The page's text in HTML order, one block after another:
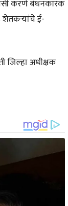
करणे बंधनकारक
ई-
जिल्हा अधीक्षक